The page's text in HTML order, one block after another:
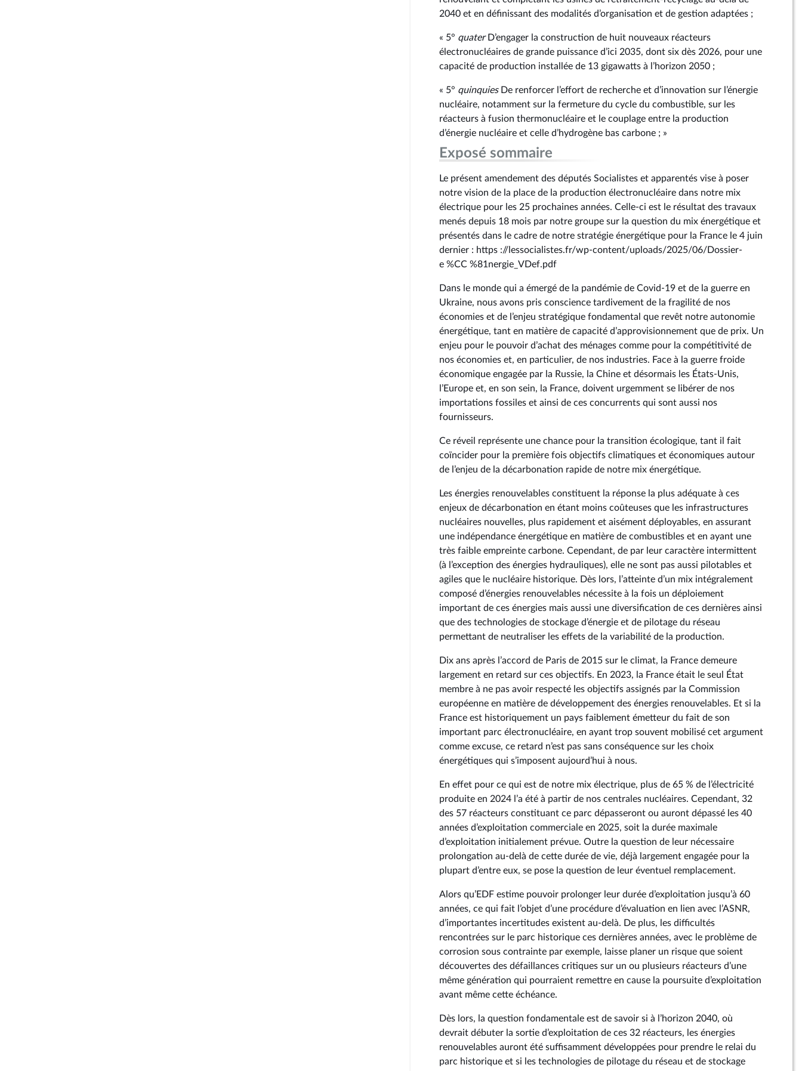
2040 et en définissant des modalités d’organisation et de gestion adaptées ;
« 5° quaterD’engager la construction de huit nouveaux réacteurs
électronucléaires de grande puissance d’ici 2035, dont six dès 2026, pour une
capacité de production installée de 13 gigawatts à l’horizon 2050 ;
« 5° quinquiesDe renforcer l’effort de recherche et d’innovation sur l’énergie
nucléaire, notamment sur la fermeture du cycle du combustible, sur les
réacteurs à fusion thermonucléaire et le couplage entre la production
d’énergie nucléaire et celle d’hydrogène bas carbone ; »
Exposé sommaire
Le présent amendement des députés Socialistes et apparentés vise à poser
notre vision de la place de la production électronucléaire dans notre mix
électrique pour les 25 prochaines années. Celle-ci est le résultat des travaux
menés depuis 18 mois par notre groupe sur la question du mix énergétique et
présentés dans le cadre de notre stratégie énergétique pour la France le 4 juin
dernier : https ://lessocialistes.fr/wp-content/uploads/2025/06/Dossier-
e %CC %81nergie_VDef.pdf
Dans le monde qui a émergé de la pandémie de Covid-19 et de la guerre en
Ukraine, nous avons pris conscience tardivement de la fragilité de nos
économies et de l’enjeu stratégique fondamental que revêt notre autonomie
énergétique, tant en matière de capacité d’approvisionnement que de prix. Un
enjeu pour le pouvoir d’achat des ménages comme pour la compétitivité de
nos économies et, en particulier, de nos industries. Face à la guerre froide
économique engagée par la Russie, la Chine et désormais les États-Unis,
l’Europe et, en son sein, la France, doivent urgemment se libérer de nos
importations fossiles et ainsi de ces concurrents qui sont aussi nos
fournisseurs.
Ce réveil représente une chance pour la transition écologique, tant il fait
coïncider pour la première fois objectifs climatiques et économiques autour
de l’enjeu de la décarbonation rapide de notre mix énergétique.
Les énergies renouvelables constituent la réponse la plus adéquate à ces
enjeux de décarbonation en étant moins coûteuses que les infrastructures
nucléaires nouvelles, plus rapidement et aisément déployables, en assurant
une indépendance énergétique en matière de combustibles et en ayant une
très faible empreinte carbone. Cependant, de par leur caractère intermittent
(à l’exception des énergies hydrauliques), elle ne sont pas aussi pilotables et
agiles que le nucléaire historique. Dès lors, l’atteinte d’un mix intégralement
composé d’énergies renouvelables nécessite à la fois un déploiement
important de ces énergies mais aussi une diversification de ces dernières ainsi
que des technologies de stockage d’énergie et de pilotage du réseau
permettant de neutraliser les effets de la variabilité de la production.
Dix ans après l’accord de Paris de 2015 sur le climat, la France demeure
largement en retard sur ces objectifs. En 2023, la France était le seul État
membre à ne pas avoir respecté les objectifs assignés par la Commission
européenne en matière de développement des énergies renouvelables. Et si la
France est historiquement un pays faiblement émetteur du fait de son
important parc électronucléaire, en ayant trop souvent mobilisé cet argument
comme excuse, ce retard n’est pas sans conséquence sur les choix
énergétiques qui s’imposent aujourd’hui à nous.
En effet pour ce qui est de notre mix électrique, plus de 65 % de l’électricité
produite en 2024 l’a été à partir de nos centrales nucléaires. Cependant, 32
des 57 réacteurs constituant ce parc dépasseront ou auront dépassé les 40
années d’exploitation commerciale en 2025, soit la durée maximale
d’exploitation initialement prévue. Outre la question de leur nécessaire
prolongation au-delà de cette durée de vie, déjà largement engagée pour la
plupart d’entre eux, se pose la question de leur éventuel remplacement.
Alors qu’EDF estime pouvoir prolonger leur durée d’exploitation jusqu’à 60
années, ce qui fait l’objet d’une procédure d’évaluation en lien avec l’ASNR,
d’importantes incertitudes existent au-delà. De plus, les difficultés
rencontrées sur le parc historique ces dernières années, avec le problème de
corrosion sous contrainte par exemple, laisse planer un risque que soient
découvertes des défaillances critiques sur un ou plusieurs réacteurs d’une
même génération qui pourraient remettre en cause la poursuite d’exploitation
avant même cette échéance.
Dès lors, la question fondamentale est de savoir si à l’horizon 2040, où
devrait débuter la sortie d’exploitation de ces 32 réacteurs, les énergies
renouvelables auront été suffisamment développées pour prendre le relai du
parc historique et si les technologies de pilotage du réseau et de stockage